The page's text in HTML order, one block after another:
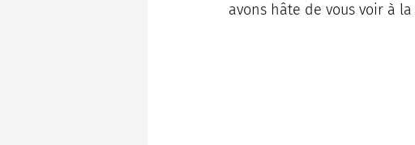
avons hâte de vous voir à